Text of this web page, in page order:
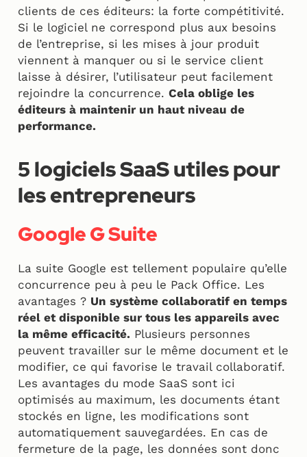
clients de ces éditeurs: la forte compétitivité.
Si le logiciel ne correspond plus aux besoins
de l’entreprise, si les mises à jour produit
viennent à manquer ou si le service client
laisse à désirer, l’utilisateur peut facilement
rejoindre la concurrence. Cela oblige les
éditeurs à maintenir un haut niveau de
performance.
5 logiciels SaaS utiles pour
les entrepreneurs
Google G Suite
La suite Google est tellement populaire qu’elle
concurrence peu à peu le Pack Office. Les
avantages ? Un système collaboratif en temps
réel et disponible sur tous les appareils avec
la même efficacité. Plusieurs personnes
peuvent travailler sur le même document et le
modifier, ce qui favorise le travail collaboratif.
Les avantages du mode SaaS sont ici
optimisés au maximum, les documents étant
stockés en ligne, les modifications sont
automatiquement sauvegardées. En cas de
fermeture de la page, les données sont donc